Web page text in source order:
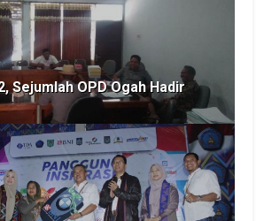
Sejumlah OPD Ogah Hadir